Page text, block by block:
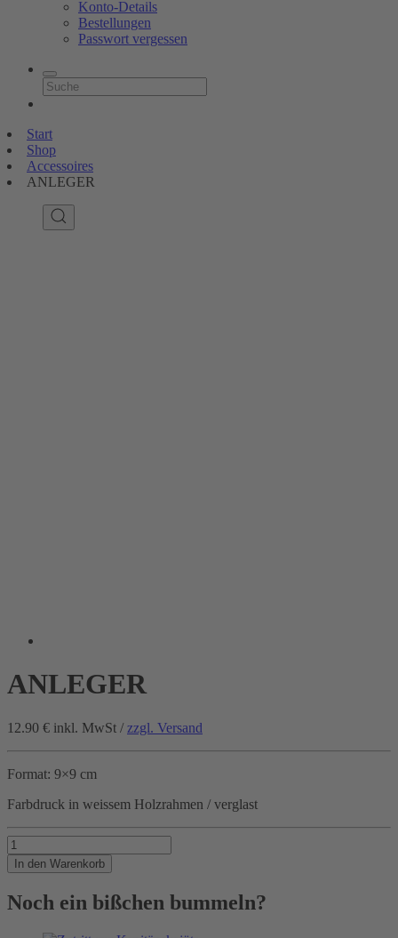
Konto-Details
Bestellungen
Passwort vergessen
Start
Shop
Accessoires
ANLEGER
ANLEGER
12.90 € inkl. MwSt / zzgl. Versand
Format: 9×9 cm
Farbdruck in weissem Holzrahmen / verglast
ANLEGER
Menge
In den Warenkorb
Noch ein bißchen bummeln?